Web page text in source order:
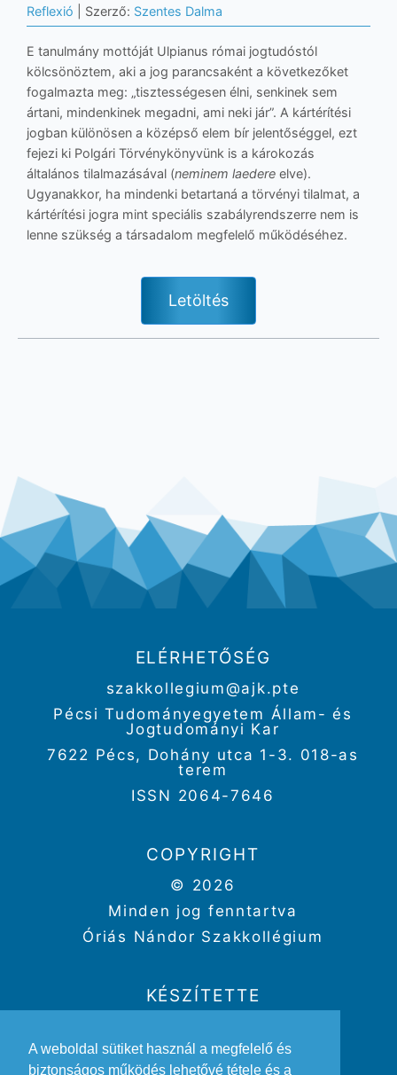
A weboldal sütiket használ a megfelelő és
biztonságos működés lehetővé tétele és a
Reflexió | Szerző: Szentes Dalma
E tanulmány mottóját Ulpianus római jogtudóstól
kölcsönöztem, aki a jog parancsaként a következőket
fogalmazta meg: „tisztességesen élni, senkinek sem
ártani, mindenkinek megadni, ami neki jár”. A kártérítési
jogban különösen a középső elem bír jelentőséggel, ezt
fejezi ki Polgári Törvénykönyvünk is a károkozás
általános tilalmazásával (neminem laedere elve).
Ugyanakkor, ha mindenki betartaná a törvényi tilalmat, a
kártérítési jogra mint speciális szabályrendszerre nem is
lenne szükség a társadalom megfelelő működéséhez.
Letöltés
ELÉRHETŐSÉG
szakkollegium@ajk.pte
Pécsi Tudományegyetem Állam- és
Jogtudományi Kar
7622 Pécs, Dohány utca 1-3. 018-as
terem
ISSN 2064-7646
COPYRIGHT
© 2026
Minden jog fenntartva
Óriás Nándor Szakkollégium
KÉSZÍTETTE
Design:Gertheis Anna